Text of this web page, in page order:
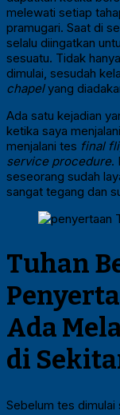
melewati setiap
pramugari. Saat di
selalu diingatkan
sesuatu. Tidak
dimulai, sesudah
chapelyang
Ada satu kejadian
ketika saya
menjalani tes final
service procedure.
seseorang sudah
sangat tegang dan
Tuhan
Ada
di
Sebelum tes